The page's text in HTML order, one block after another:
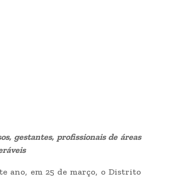
gestantes, profissionais de áreas
ano, em 25 de março, o Distrito